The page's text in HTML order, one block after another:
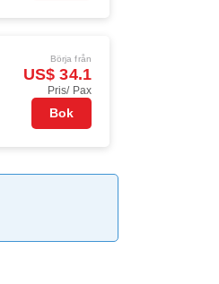
Börja från
US$ 34.1
Pris/ Pax
Bok